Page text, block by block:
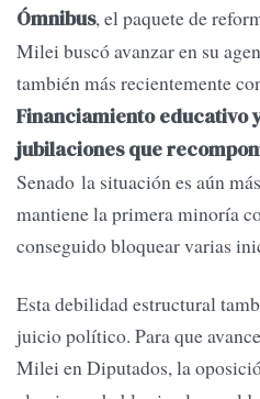
Ómnibus, el paquete de
Milei buscó avanzar en su
también más recientemente
Financiamiento educativo
jubilaciones que
Senado la situación es aún
mantiene la primera minoría
conseguido bloquear varias
Esta debilidad estructural
juicio político. Para que
Milei en Diputados, la